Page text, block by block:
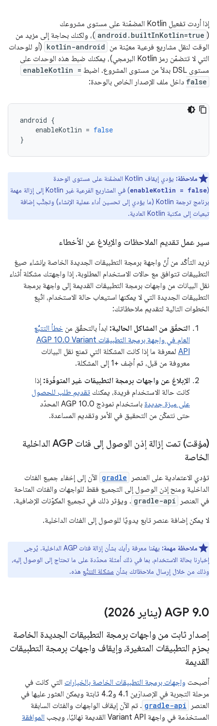
إذا أردت تفعيل Kotlin المضمّنة على مستوى مشروعك
(
android.builtInKotlin=true )، ولكنك بحاجة إلى مزيد من
الوقت لنقل مشاريع فرعية معيّنة من kotlin-android (أو للوحدات
التي لا تتضمّن رمز Kotlin البرمجي)، يمكنك ضبط هذه الوحدات على
مستوى DSL بدلاً من مستوى المشروع. اضبط
enableKotlin =
false داخل ملف الإصدار الخاص بالوحدة:
android {
enableKotlin = false
}
ملاحظة:
يؤدي إيقاف Kotlin المضمّنة على مستوى الوحدة
(
enableKotlin = false
) في المشاريع الفرعية غير Kotlin إلى إزالة مهمة
برنامج ترجمة Kotlin (ما يؤدي إلى تحسين أداء عملية الإنشاء) وتجنُّب إضافة
تبعيات إلى مكتبة Kotlin العادية.
سير عمل تقديم الملاحظات والإبلاغ عن الأخطاء
نريد التأكّد من أنّ واجهة برمجة التطبيقات الجديدة الخاصة بإنشاء صيغ
التطبيقات تتوافق مع حالات الاستخدام المطلوبة. إذا واجهتك مشكلة أثناء
نقل البيانات من واجهات برمجة التطبيقات القديمة إلى واجهة برمجة
التطبيقات الجديدة التي لا يمكنها استيعاب حالة الاستخدام، اتّبِع
الخطوات التالية لتقديم ملاحظاتك:
التحقّق من المشاكل الحالية: ابدأ بالتحقّق من خطأ التتبُّع
العام في واجهة برمجة التطبيقات AGP 10.0 Variant
API لمعرفة ما إذا كانت المشكلة التي تمنع نقل البيانات
معروفة من قبل، ثم أضِف +1 إلى المشكلة.
الإبلاغ عن واجهات برمجة التطبيقات غير المتوفّرة: إذا
كانت حالة الاستخدام فريدة، يمكنك تقديم طلب للحصول
على ميزة جديدة
باستخدام نموذج AGP 10.0 المحدّد
حتى نتمكّن من التحقيق في الأمر وتقديم المساعدة.
(مؤقت) تمت إزالة إذن الوصول إلى فئات AGP الداخلية
الخاصة
تؤدي الاعتمادية على العنصر gradle الآن إلى إخفاء جميع الفئات
الداخلية ومنح إذن الوصول إلى التجميع فقط للواجهات والفئات المتاحة
في العنصر
gradle-api . ويؤثر ذلك في تجميع المكوّنات الإضافية.
لا يمكن إضافة عنصر تابع يدويًا للوصول إلى الفئات الداخلية.
ملاحظة مهمة:
يهمّنا معرفة رأيك بشأن إزالة فئات AGP الداخلية. يُرجى
إخبارنا بحالة الاستخدام، بما في ذلك أمثلة محدّدة على ما تحتاج إلى الوصول إليه،
وذلك من خلال إرسال ملاحظاتك بشأن مشكلة التتبُّع هذه.
AGP 9.0 (يناير 2026)
إصدار ثابت من واجهات برمجة التطبيقات الجديدة الخاصة
بحزم التطبيقات المتغيرة، وإيقاف واجهات برمجة التطبيقات
القديمة
أصبحت واجهات برمجة التطبيقات الخاصة بالخيارات التي كانت في
مرحلة التجربة في الإصدارَين 4.1 و4.2 ثابتة ويمكن العثور عليها في
العنصر
gradle-api . تم الآن إيقاف الواجهات والفئات السابقة
المستخدَمة في واجهة Variant API القديمة نهائيًا، ويجب
الموافقة